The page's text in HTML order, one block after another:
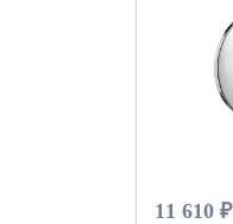
11 610 ₽